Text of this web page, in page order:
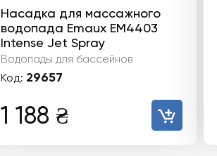
Насадка для массажного
водопада Emaux EM4403
Intense Jet Spray
Водопады для бассейнов
Код: 29657
1 188 ₴